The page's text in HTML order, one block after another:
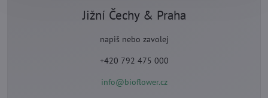
Jižní Čechy & Praha
napiš nebo zavolej
+420 792 475 000
info@bioflower.cz